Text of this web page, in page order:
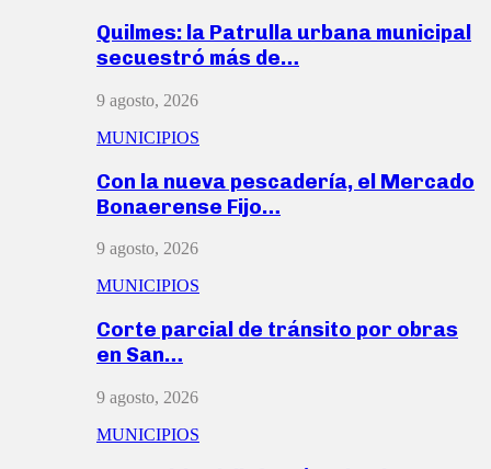
Quilmes: la Patrulla urbana municipal
secuestró más de…
9 agosto, 2026
MUNICIPIOS
Con la nueva pescadería, el Mercado
Bonaerense Fijo…
9 agosto, 2026
MUNICIPIOS
Corte parcial de tránsito por obras
en San…
9 agosto, 2026
MUNICIPIOS